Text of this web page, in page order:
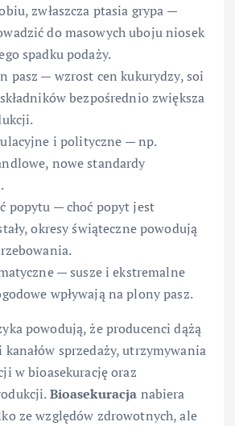
zwłaszcza ptasia grypa —
do masowych uboju niosek
spadku podaży.
pasz — wzrost cen kukurydzy, soi
bezpośrednio zwiększa
i polityczne — np.
nowe standardy
popytu — choć popyt jest
okresy świąteczne powodują
— susze i ekstremalne
wpływają na plony pasz.
powodują, że producenci dążą
sprzedaży, utrzymywania
w bioasekurację oraz
Bioasekuracja nabiera
ze względów zdrowotnych, ale